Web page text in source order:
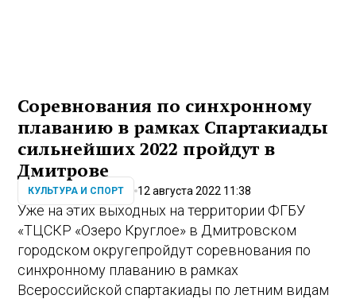
Соревнования по синхронному
плаванию в рамках Спартакиады
сильнейших 2022 пройдут в
Дмитрове
КУЛЬТУРА И СПОРТ 12 августа 2022 11:38
Уже на этих выходных на территории ФГБУ
«ТЦСКР «Озеро Круглое» в Дмитровском
городском округепройдут соревнования по
синхронному плаванию в рамках
Всероссийской спартакиады по летним видам